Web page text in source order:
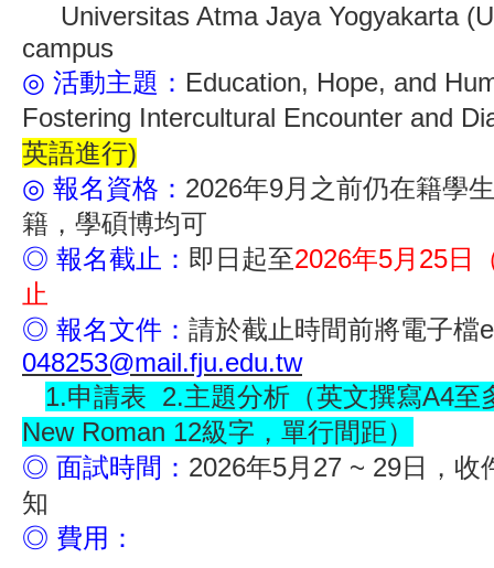
Universitas Atma Jaya Yogyakarta
campus
◎ 活動主題： Education, Hope, and
Fostering Intercultural Encounter and
英語進行)
◎ 報名資格： 2026年9月之前仍在籍學
籍，學碩博均可
◎ 報名截止： 即日起至2026年5月25日
止
◎ 報名文件： 請於截止時間前將電子檔
048253@mail.fju.edu.tw
1.申請表 2.主題分析（英文撰寫A4至
New Roman 12級字，單行間距）
◎ 面試時間： 2026年5月27 ~ 29日，收
知
◎ 費用：